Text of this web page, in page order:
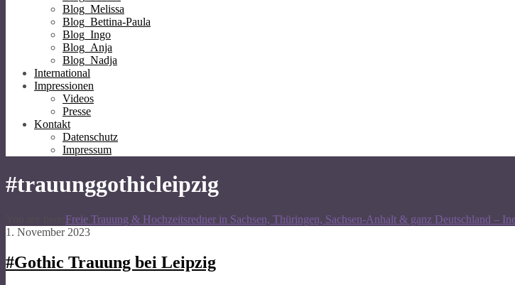
Blog_Melissa
Blog_Bettina-Paula
Blog_Ingo
Blog_Anja
Blog_Nadja
International
Impressionen
Videos
Presse
Kontakt
Datenschutz
Impressum
#trauunggothicleipzig
Freie Trauung & Hochzeitsredner in Sachsen, Thüringen, Sachsen-Anhalt & ganz Deutschland –
1. November 2023
#Gothic Trauung bei Leipzig